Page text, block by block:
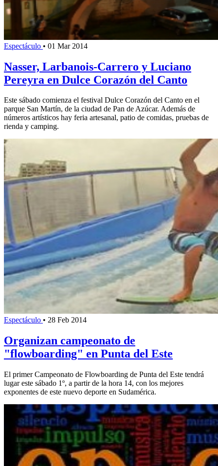
Espectáculo • 01 Mar 2014
Nasser, Larbanois-Carrero y Luciano
Pereyra en Dulce Corazón del Canto
Este sábado comienza el festival Dulce Corazón del Canto en el
parque San Martín, de la ciudad de Pan de Azúcar. Además de
números artísticos hay feria artesanal, patio de comidas, pruebas de
rienda y camping.
Espectáculo • 28 Feb 2014
Organizan campeonato de
"flowboarding" en Punta del Este
El primer Campeonato de Flowboarding de Punta del Este tendrá
lugar este sábado 1º, a partir de la hora 14, con los mejores
exponentes de este nuevo deporte en Sudamérica.